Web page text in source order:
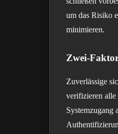
um das Risiko
minimieren.
Zwei-
Zuverlässige
verifizieren alle
Systemzugang